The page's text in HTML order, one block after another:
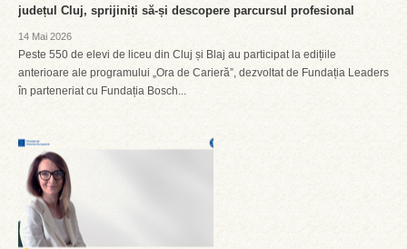
județul Cluj, sprijiniți să-și descopere parcursul profesional
14 Mai 2026
Peste 550 de elevi de liceu din Cluj și Blaj au participat la edițiile
anterioare ale programului „Ora de Carieră”, dezvoltat de Fundația Leaders
în parteneriat cu Fundația Bosch...